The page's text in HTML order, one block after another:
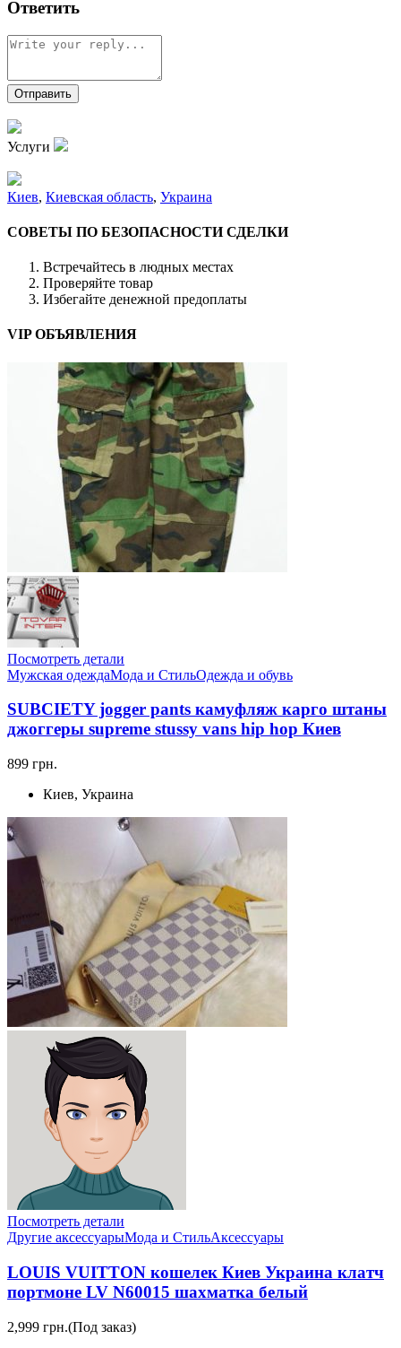
Ответить
Услуги
Киев, Киевская область, Украина
СОВЕТЫ ПО БЕЗОПАСНОСТИ СДЕЛКИ
Встречайтесь в людных местах
Проверяйте товар
Избегайте денежной предоплаты
VIP ОБЪЯВЛЕНИЯ
Посмотреть детали
Мужская одеждаМода и СтильОдежда и обувь
SUBCIETY jogger pants камуфляж карго штаны
джоггеры supreme stussy vans hip hop Киев
899 грн.
Киев, Украина
Посмотреть детали
Другие аксессуарыМода и СтильАксессуары
LOUIS VUITTON кошелек Киев Украина клатч
портмоне LV N60015 шахматка белый
2,999 грн.(Под заказ)